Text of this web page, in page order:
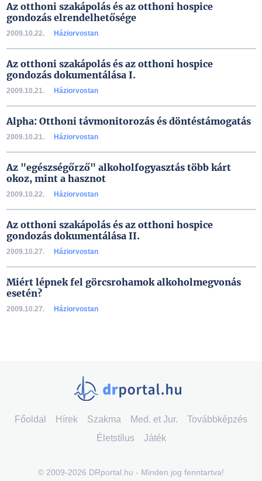
Az otthoni szakápolás és az otthoni hospice
gondozás elrendelhetősége
2009.10.22. Háziorvostan
Az otthoni szakápolás és az otthoni hospice
gondozás dokumentálása I.
2009.10.21. Háziorvostan
Alpha: Otthoni távmonitorozás és döntéstámogatás
2009.10.21. Háziorvostan
Az "egészségőrző" alkoholfogyasztás több kárt
okoz, mint a hasznot
2009.10.22. Háziorvostan
Az otthoni szakápolás és az otthoni hospice
gondozás dokumentálása II.
2009.10.27. Háziorvostan
Miért lépnek fel görcsrohamok alkoholmegvonás
esetén?
2009.10.27. Háziorvostan
Főoldal Hírek Szakma Med. et Jur.
Továbbképzés
Életstílus
Játék
© 2009-2026 DRportal.hu - Minden jog fenntartva!